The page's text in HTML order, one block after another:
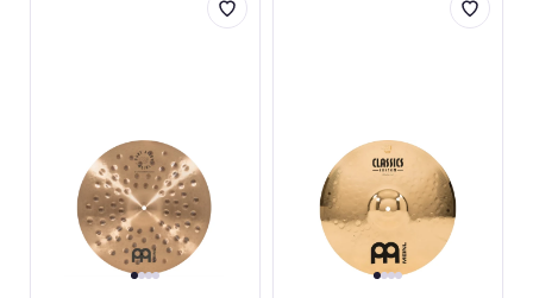
PA16EHC
CC16MC-